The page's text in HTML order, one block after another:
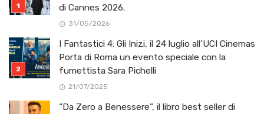
di Cannes 2026.
31/05/2026
I Fantastici 4: Gli Inizi, il 24 luglio all’UCI Cinemas
Porta di Roma un evento speciale con la
fumettista Sara Pichelli
21/07/2025
“Da Zero a Benessere”, il libro best seller di